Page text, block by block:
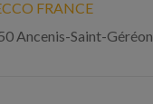
FRANCE
Ancenis-Saint-Géréon